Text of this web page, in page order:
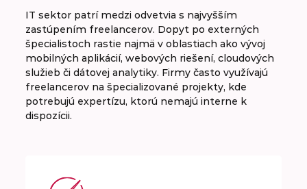
IT sektor patrí medzi odvetvia s najvyšším
zastúpením freelancerov. Dopyt po externých
špecialistoch rastie najmä v oblastiach ako vývoj
mobilných aplikácií, webových riešení, cloudových
služieb či dátovej analytiky. Firmy často využívajú
freelancerov na špecializované projekty, kde
potrebujú expertízu, ktorú nemajú interne k
dispozícii.